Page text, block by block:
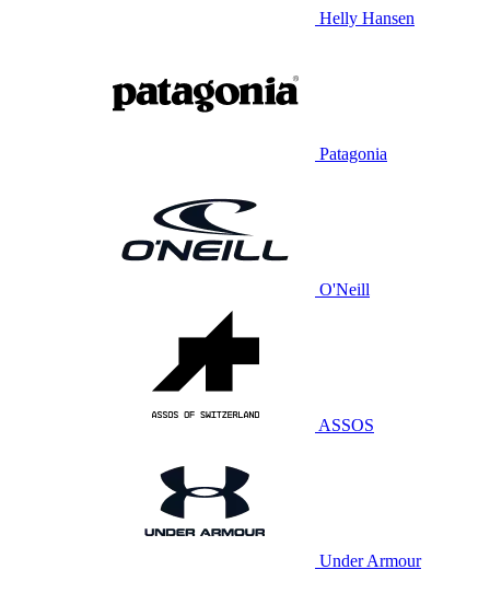
Helly Hansen
Patagonia
O'Neill
ASSOS
Under Armour